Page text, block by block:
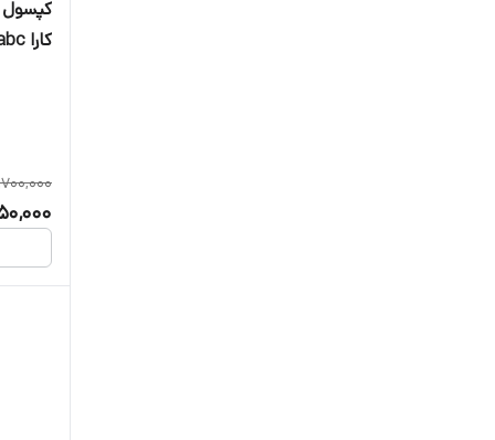
کارا abc تاییدیه دار